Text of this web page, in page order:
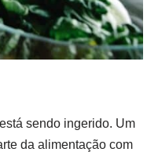
sendo ingerido. Um
da alimentação com